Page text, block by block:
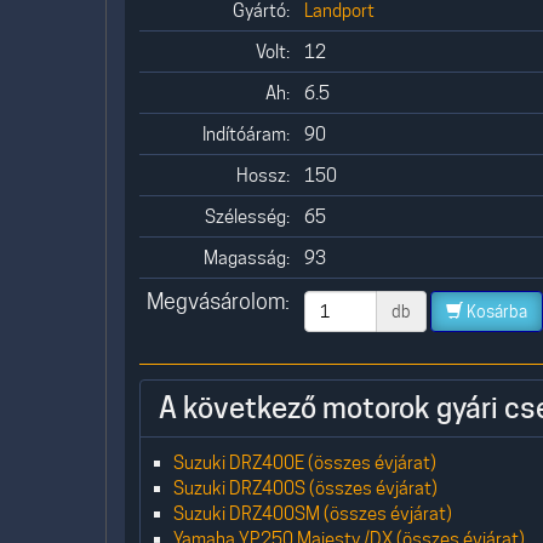
Gyártó:
Landport
Volt:
12
Ah:
6.5
Indítóáram:
90
Hossz:
150
Szélesség:
65
Magasság:
93
Megvásárolom: db Kosárba
A következő motorok gyári
Suzuki DRZ400E (összes évjárat)
Suzuki DRZ400S (összes évjárat)
Suzuki DRZ400SM (összes évjárat)
Yamaha YP250 Majesty /DX (összes évjárat)